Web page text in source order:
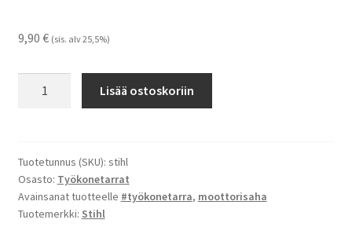
9,90 € (sis. alv 25,5%)
Lisää ostoskoriin
Tuotetunnus (SKU): stihl
Osasto: Työkonetarrat
Avainsanat tuotteelle #työkonetarra, moottorisaha
Tuotemerkki: Stihl